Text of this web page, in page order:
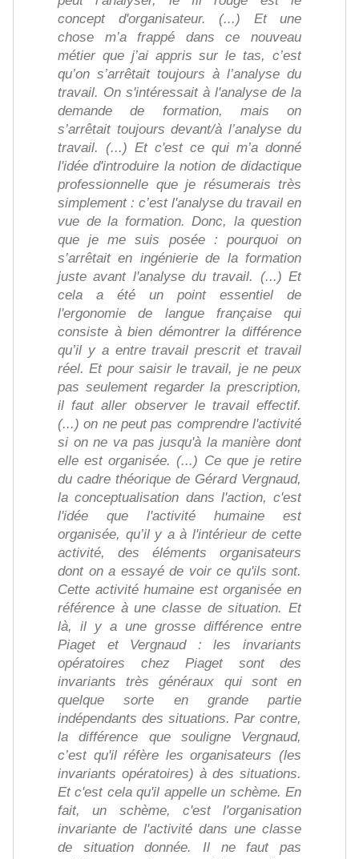
concept d'organisateur. (...) Et une
chose m’a frappé dans ce nouveau
métier que j’ai appris sur le tas, c’est
qu’on s’arrêtait toujours à l’analyse du
travail. On s'intéressait à l'analyse de la
demande de formation, mais on
s’arrêtait toujours devant/à l’analyse du
travail. (...) Et c'est ce qui m’a donné
l'idée d'introduire la notion de didactique
professionnelle que je résumerais très
simplement : c’est l'analyse du travail en
vue de la formation. Donc, la question
que je me suis posée : pourquoi on
s’arrêtait en ingénierie de la formation
juste avant l'analyse du travail. (...) Et
cela a été un point essentiel de
l'ergonomie de langue française qui
consiste à bien démontrer la différence
qu’il y a entre travail prescrit et travail
réel. Et pour saisir le travail, je ne peux
pas seulement regarder la prescription,
il faut aller observer le travail effectif.
(...) on ne peut pas comprendre l'activité
si on ne va pas jusqu'à la manière dont
elle est organisée. (...) Ce que je retire
du cadre théorique de Gérard Vergnaud,
la conceptualisation dans l'action, c'est
l'idée que l'activité humaine est
organisée, qu’il y a à l'intérieur de cette
activité, des éléments organisateurs
dont on a essayé de voir ce qu'ils sont.
Cette activité humaine est organisée en
référence à une classe de situation. Et
là, il y a une grosse différence entre
Piaget et Vergnaud : les invariants
opératoires chez Piaget sont des
invariants très généraux qui sont en
quelque sorte en grande partie
indépendants des situations. Par contre,
la différence que souligne Vergnaud,
c’est qu'il réfère les organisateurs (les
invariants opératoires) à des situations.
Et c'est cela qu'il appelle un schème. En
fait, un schème, c'est l'organisation
invariante de l'activité dans une classe
de situation donnée. Il ne faut pas